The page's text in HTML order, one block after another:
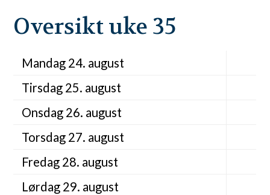
Oversikt uke 35
Mandag 24. august
Tirsdag 25. august
Onsdag 26. august
Torsdag 27. august
Fredag 28. august
Lørdag 29. august